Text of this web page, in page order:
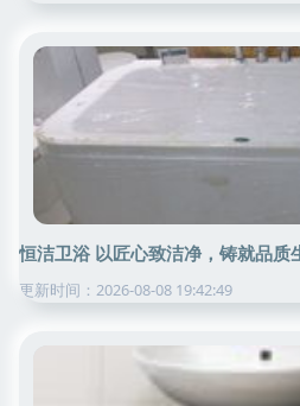
恒洁卫浴 以匠心致洁净，铸就品质
更新时间：2026-08-08 19:42:49